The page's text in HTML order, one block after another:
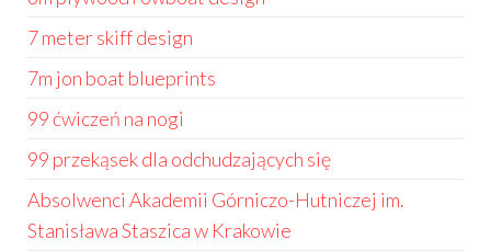
7 meter skiff design
7m jon boat blueprints
99 ćwiczeń na nogi
99 przekąsek dla odchudzających się
Absolwenci Akademii Górniczo-Hutniczej im.
Stanisława Staszica w Krakowie